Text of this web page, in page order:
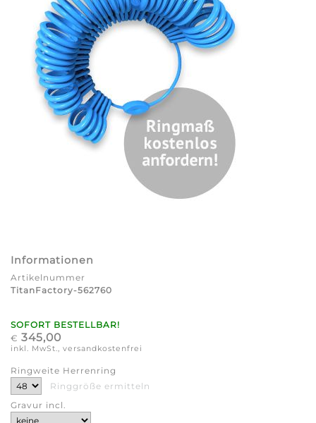
Informationen
Artikelnummer
TitanFactory-562760
SOFORT BESTELLBAR!
€ 345,00
inkl. MwSt., versandkostenfrei
Ringweite Herrenring
Ringgröße ermitteln
Gravur incl.